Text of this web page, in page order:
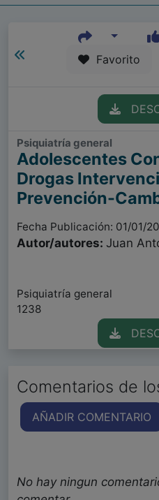
Favorito
Psiquiatría general
Adolescentes
Drogas
Prevención-
Fecha Publicación: 01/01/
Autor/autores: Juan
Psiquiatría general
1238
Comentarios de
AÑADIR COMENTARIO
No hay ningun